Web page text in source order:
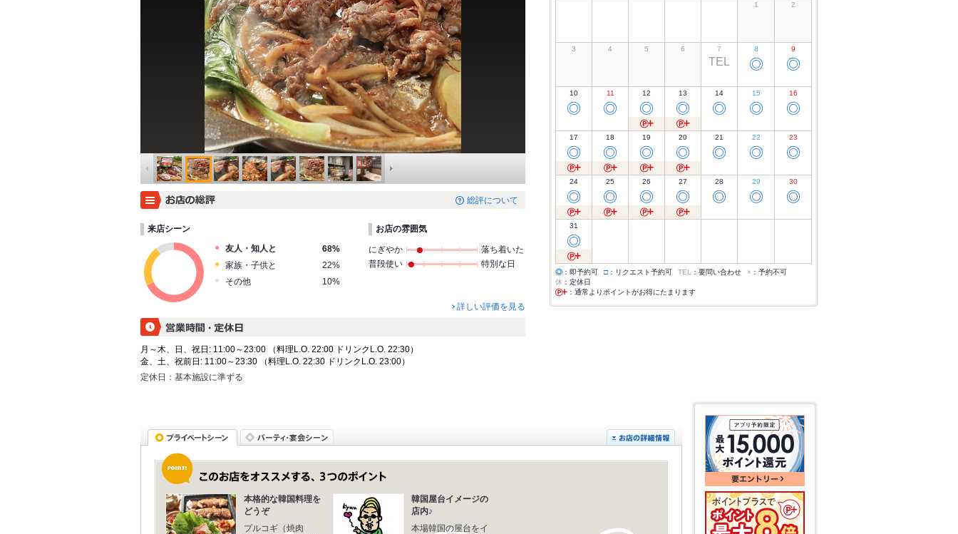
総評について
来店シーン
友人・知人と
68%
家族・子供と
22%
その他
10%
お店の雰囲気
にぎやか
落ち着いた
普段使い
特別な日
詳しい評価を見る
月～木、日、祝日: 11:00～23:00 （料理L.O. 22:00 ドリンクL.O. 22:30）
金、土、祝前日: 11:00～23:30 （料理L.O. 22:30 ドリンクL.O. 23:00）
定休日： 基本施設に準ずる
1 2
3 4 5 6 7
TEL
8
◎
9
◎
10
◎
11
◎
12
◎
13
◎
14
◎
15
◎
16
◎
17
◎
18
◎
19
◎
20
◎
21
◎
22
◎
23
◎
24
◎
25
◎
26
◎
27
◎
28
◎
29
◎
30
◎
31
◎
◎ ：即予約可 □ ：リクエスト予約可 TEL ：要問い合わせ × ：予約不可
休 ：定休日
：通常よりポイントがお得にたまります
本格的な韓国料理を
どうぞ
プルコギ（焼肉
韓国屋台イメージの
店内♪
本場韓国の屋台をイ